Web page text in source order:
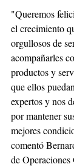
"Queremos
el crecimiento
orgullosos de
acompañarles
productos y
que ellos
expertos y nos
por mantener
mejores
comentó
de